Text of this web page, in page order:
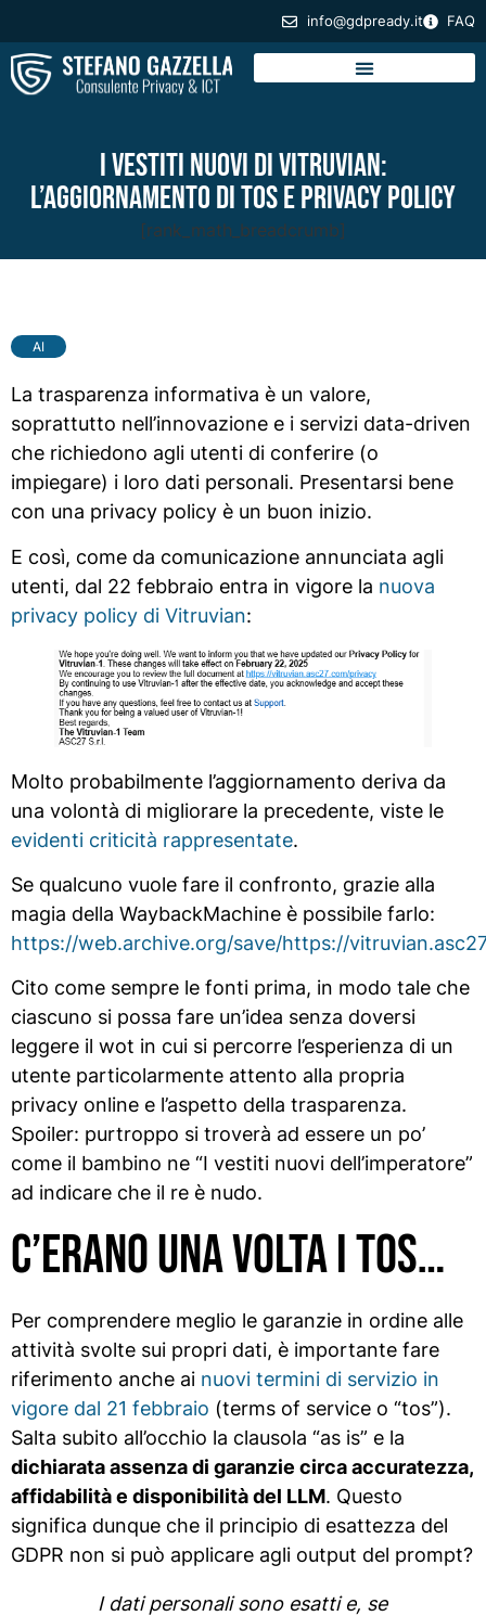
info@gdpready.it FAQ
I vestiti nuovi di Vitruvian:
l’aggiornamento di tos e privacy policy
[rank_math_breadcrumb]
AI
La trasparenza informativa è un valore,
soprattutto nell’innovazione e i servizi data-driven
che richiedono agli utenti di conferire (o
impiegare) i loro dati personali. Presentarsi bene
con una privacy policy è un buon inizio.
E così, come da comunicazione annunciata agli
utenti, dal 22 febbraio entra in vigore la nuova
privacy policy di Vitruvian:
Molto probabilmente l’aggiornamento deriva da
una volontà di migliorare la precedente, viste le
evidenti criticità rappresentate.
Se qualcuno vuole fare il confronto, grazie alla
magia della WaybackMachine è possibile farlo:
https://web.archive.org/save/https://
Cito come sempre le fonti prima, in modo tale che
ciascuno si possa fare un’idea senza doversi
leggere il wot in cui si percorre l’esperienza di un
utente particolarmente attento alla propria
privacy online e l’aspetto della trasparenza.
Spoiler: purtroppo si troverà ad essere un po’
come il bambino ne “I vestiti nuovi dell’imperatore”
ad indicare che il re è nudo.
C’erano una volta i tos…
Per comprendere meglio le garanzie in ordine alle
attività svolte sui propri dati, è importante fare
riferimento anche ai nuovi termini di servizio in
vigore dal 21 febbraio (terms of service o “tos”).
Salta subito all’occhio la clausola “as is” e la
dichiarata assenza di garanzie circa accuratezza,
affidabilità e disponibilità del LLM. Questo
significa dunque che il principio di esattezza del
GDPR non si può applicare agli output del prompt?
I dati personali sono esatti e, se